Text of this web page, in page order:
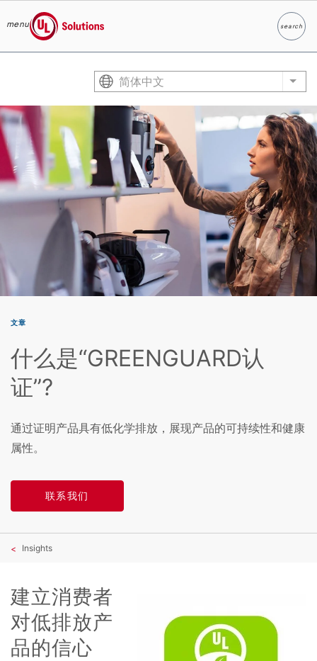
menu
UL Solutions
searchSearch
简体中文 List
文章
什么是“GREENGUARD认
证”?
通过证明产品具有低化学排放，展现产品的可持续性和健康
属性。
联系我们
Insights
建立消费者
对低排放产
品的信心